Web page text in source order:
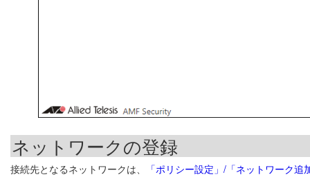
ネットワークの登録
接続先となるネットワークは、
「ポリシー設定」/「ネットワーク追